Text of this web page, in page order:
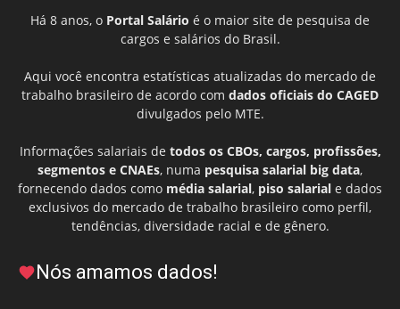
Há 8 anos, o Portal Salário é o maior site de pesquisa de
cargos e salários do Brasil.
Aqui você encontra estatísticas atualizadas do mercado de
trabalho brasileiro de acordo com dados oficiais do CAGED
divulgados pelo MTE.
Informações salariais de todos os CBOs, cargos, profissões,
segmentos e CNAEs, numa pesquisa salarial big data,
fornecendo dados como média salarial, piso salarial e dados
exclusivos do mercado de trabalho brasileiro como perfil,
tendências, diversidade racial e de gênero.
Nós amamos dados!